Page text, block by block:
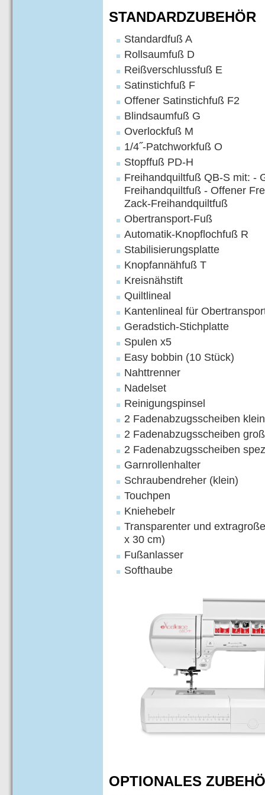
STANDARDZUBEHÖR
Standardfuß A
Rollsaumfuß D
Reißverschlussfuß E
Satinstichfuß F
Offener Satinstichfuß F2
Blindsaumfuß G
Overlockfuß M
1/4˝-Patchworkfuß O
Stopffuß PD-H
Freihandquiltfuß QB-S mit: -
Freihandquiltfuß - Offener
Zack-Freihandquiltfuß
Obertransport-Fuß
Automatik-Knopflochfuß R
Stabilisierungsplatte
Knopfannähfuß T
Kreisnähstift
Quiltlineal
Kantenlineal für
Geradstich-Stichplatte
Spulen x5
Easy bobbin (10 Stück)
Nahttrenner
Nadelset
Reinigungspinsel
2 Fadenabzugsscheiben klein
2 Fadenabzugsscheiben groß
2 Fadenabzugsscheiben
Garnrollenhalter
Schraubendreher (klein)
Touchpen
Kniehebelr
Transparenter und
x 30 cm)
Fußanlasser
Softhaube
OPTIONALES